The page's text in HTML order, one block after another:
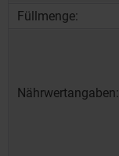
Füllmenge:
Nährwertangaben: